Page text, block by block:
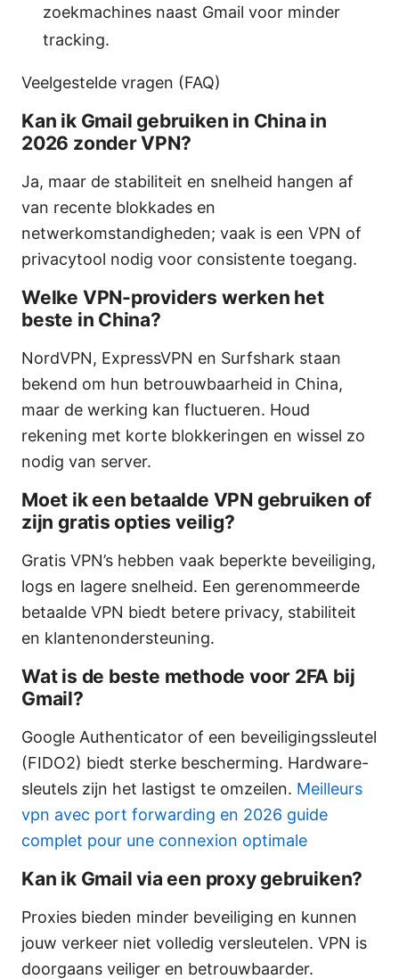
zoekmachines naast Gmail voor minder
tracking.
Veelgestelde vragen (FAQ)
Kan ik Gmail gebruiken in China in
2026 zonder VPN?
Ja, maar de stabiliteit en snelheid hangen af
van recente blokkades en
netwerkomstandigheden; vaak is een VPN of
privacytool nodig voor consistente toegang.
Welke VPN-providers werken het
beste in China?
NordVPN, ExpressVPN en Surfshark staan
bekend om hun betrouwbaarheid in China,
maar de werking kan fluctueren. Houd
rekening met korte blokkeringen en wissel zo
nodig van server.
Moet ik een betaalde VPN gebruiken of
zijn gratis opties veilig?
Gratis VPN’s hebben vaak beperkte beveiliging,
logs en lagere snelheid. Een gerenommeerde
betaalde VPN biedt betere privacy, stabiliteit
en klantenondersteuning.
Wat is de beste methode voor 2FA bij
Gmail?
Google Authenticator of een beveiligingssleutel
(FIDO2) biedt sterke bescherming. Hardware-
sleutels zijn het lastigst te omzeilen. Meilleurs
vpn avec port forwarding en 2026 guide
complet pour une connexion optimale
Kan ik Gmail via een proxy gebruiken?
Proxies bieden minder beveiliging en kunnen
jouw verkeer niet volledig versleutelen. VPN is
doorgaans veiliger en betrouwbaarder.